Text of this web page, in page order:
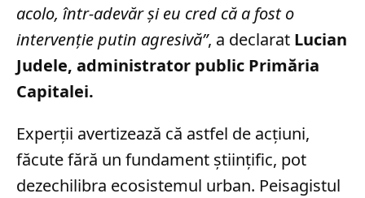
acolo, într-adevăr şi eu cred că a fost o
intervenţie putin agresivă”, a declarat Lucian
Judele, administrator public Primăria
Capitalei.
Experții avertizează că astfel de acțiuni,
făcute fără un fundament științific, pot
dezechilibra ecosistemul urban. Peisagistul